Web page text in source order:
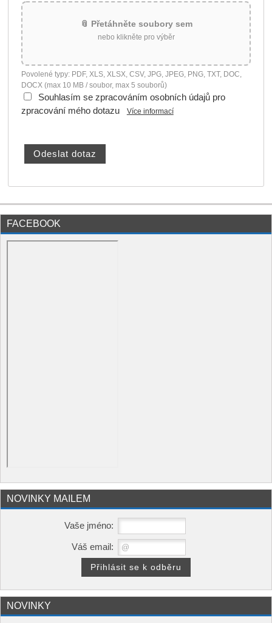
📎 Přetáhněte soubory sem
nebo klikněte pro výběr
Povolené typy: PDF, XLS, XLSX, CSV, JPG, JPEG, PNG, TXT, DOC,
DOCX (max 10 MB / soubor, max 5 souborů)
Souhlasím se zpracováním osobních údajů pro
zpracování mého dotazu
Více informací
FACEBOOK
NOVINKY MAILEM
Vaše jméno:
Váš email:
NOVINKY